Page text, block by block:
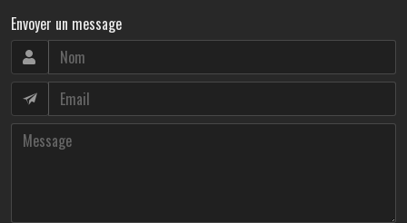
Envoyer un message